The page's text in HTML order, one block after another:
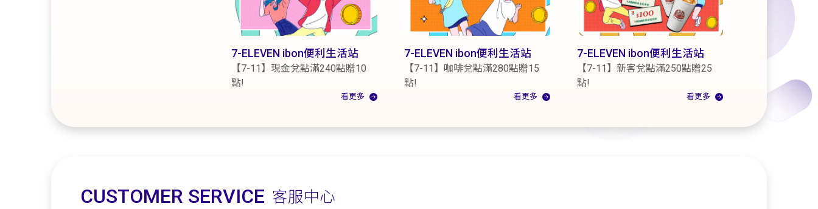
7-ELEVEN ibon便利生活站
【7-11】現金兌點滿240點贈10
點!
看更多
7-ELEVEN ibon便利生活站
【7-11】咖啡兌點滿280點贈15
點!
看更多
7-ELEVEN ibon便利生活站
【7-11】新客兌點滿250點贈25
點!
看更多
CUSTOMER SERVICE 客服中心